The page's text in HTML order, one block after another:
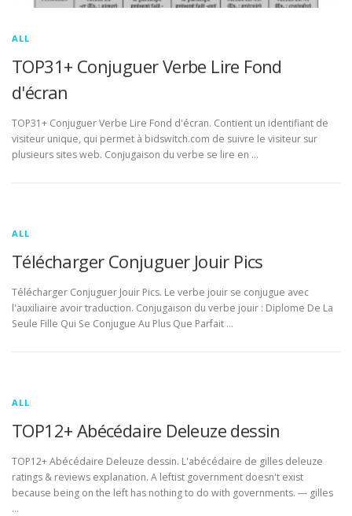
ALL
TOP31+ Conjuguer Verbe Lire Fond
d'écran
TOP31+ Conjuguer Verbe Lire Fond d'écran. Contient un identifiant de
visiteur unique, qui permet à bidswitch.com de suivre le visiteur sur
plusieurs sites web. Conjugaison du verbe se lire en …
ALL
Télécharger Conjuguer Jouir Pics
Télécharger Conjuguer Jouir Pics. Le verbe jouir se conjugue avec
l'auxiliaire avoir traduction. Conjugaison du verbe jouir : Diplome De La
Seule Fille Qui Se Conjugue Au Plus Que Parfait …
ALL
TOP12+ Abécédaire Deleuze dessin
TOP12+ Abécédaire Deleuze dessin. L'abécédaire de gilles deleuze
ratings & reviews explanation. A leftist government doesn't exist
because being on the left has nothing to do with governments. ― gilles
…